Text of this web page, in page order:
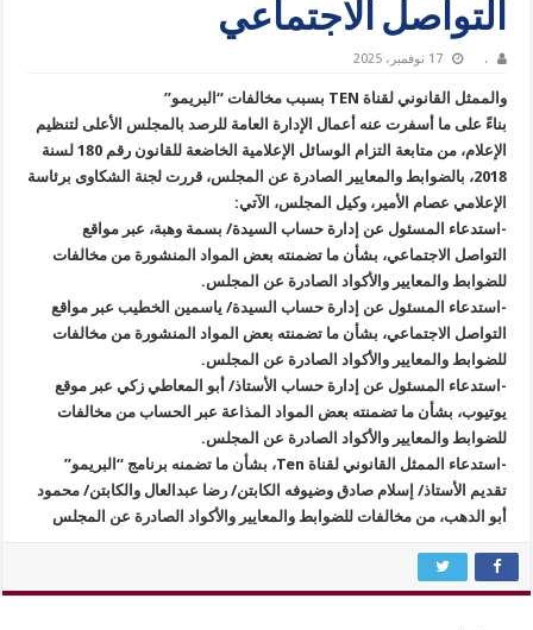
التواصل الاجتماعي
. 17 نوفمبر، 2025
والممثل القانوني لقناة TEN بسبب مخالفات “البريمو”
بناءً على ما أسفرت عنه أعمال الإدارة العامة للرصد بالمجلس الأعلى لتنظيم
الإعلام، من متابعة التزام الوسائل الإعلامية الخاضعة للقانون رقم 180 لسنة
2018، بالضوابط والمعايير الصادرة عن المجلس، قررت لجنة الشكاوى برئاسة
الإعلامي عصام الأمير، وكيل المجلس، الآتي:
-استدعاء المسئول عن إدارة حساب السيدة/ بسمة وهبة، عبر مواقع
التواصل الاجتماعي، بشأن ما تضمنته بعض المواد المنشورة من مخالفات
للضوابط والمعايير والأكواد الصادرة عن المجلس.
-استدعاء المسئول عن إدارة حساب السيدة/ ياسمين الخطيب عبر مواقع
التواصل الاجتماعي، بشأن ما تضمنته بعض المواد المنشورة من مخالفات
للضوابط والمعايير والأكواد الصادرة عن المجلس.
-استدعاء المسئول عن إدارة حساب الأستاذ/ أبو المعاطي زكي عبر موقع
يوتيوب، بشأن ما تضمنته بعض المواد المذاعة عبر الحساب من مخالفات
للضوابط والمعايير والأكواد الصادرة عن المجلس.
-استدعاء الممثل القانوني لقناة Ten، بشأن ما تضمنه برنامج “البريمو”
تقديم الأستاذ/ إسلام صادق وضيوفه الكابتن/ رضا عبدالعال والكابتن/ محمود
أبو الدهب، من مخالفات للضوابط والمعايير والأكواد الصادرة عن المجلس